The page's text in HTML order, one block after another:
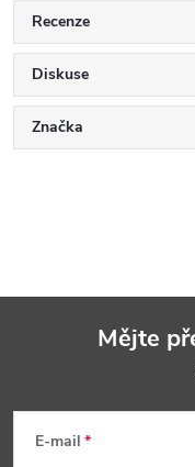
Recenze
Diskuse
Značka
Mějte
E-mail